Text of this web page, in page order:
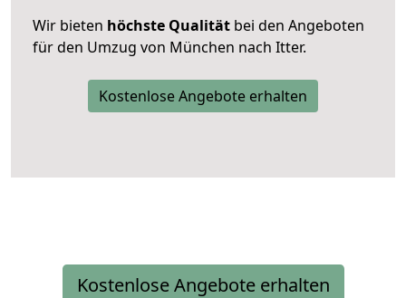
Wir bieten höchste Qualität bei den Angeboten
für den Umzug von München nach Itter.
Kostenlose Angebote erhalten
Kostenlose Angebote erhalten